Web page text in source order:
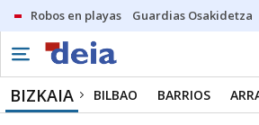
Robos en playas Guardias Osakidetza
BIZKAIA BILBAO BARRIOS